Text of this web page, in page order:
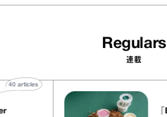
Regulars
連載
40articles